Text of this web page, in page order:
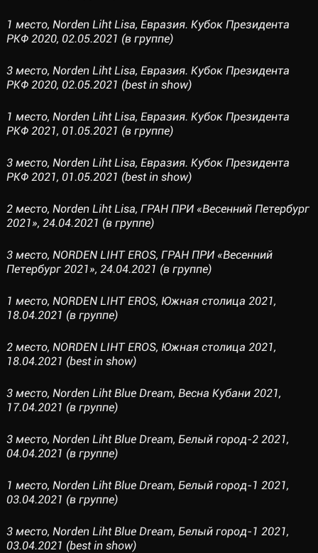
1 место, Norden Liht Lisa, Евразия. Кубок Президента
РКФ 2020, 02.05.2021 (в группе)
3 место, Norden Liht Lisa, Евразия. Кубок Президента
РКФ 2020, 02.05.2021 (best in show)
1 место, Norden Liht Lisa, Евразия. Кубок Президента
РКФ 2021, 01.05.2021 (в группе)
3 место, Norden Liht Lisa, Евразия. Кубок Президента
РКФ 2021, 01.05.2021 (best in show)
2 место, Norden Liht Lisa, ГРАН ПРИ «Весенний Петербург
2021», 24.04.2021 (в группе)
3 место, NORDEN LIHT EROS, ГРАН ПРИ «Весенний
Петербург 2021», 24.04.2021 (в группе)
1 место, NORDEN LIHT EROS, Южная столица 2021,
18.04.2021 (в группе)
2 место, NORDEN LIHT EROS, Южная столица 2021,
18.04.2021 (best in show)
3 место, Norden Liht Blue Dream, Весна Кубани 2021,
17.04.2021 (в группе)
3 место, Norden Liht Blue Dream, Белый город-2 2021,
04.04.2021 (в группе)
1 место, Norden Liht Blue Dream, Белый город-1 2021,
03.04.2021 (в группе)
3 место, Norden Liht Blue Dream, Белый город-1 2021,
03.04.2021 (best in show)